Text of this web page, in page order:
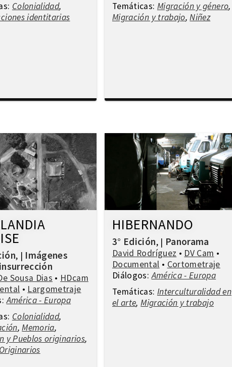
Colonialidad,
identitarias
Temáticas: Migración y género,
Migración y trabajo,Niñez
, | Imágenes
Sousa Dias • HDcam
• Largometraje
América - Europa
Colonialidad,
,Memoria,
y Pueblos originarios,
HIBERNANDO
3° Edición, | Panorama
David Rodríguez • DV Cam •
Documental • Cortometraje
Diálogos:América - Europa
Temáticas: Interculturalidad en
el arte,Migración y trabajo